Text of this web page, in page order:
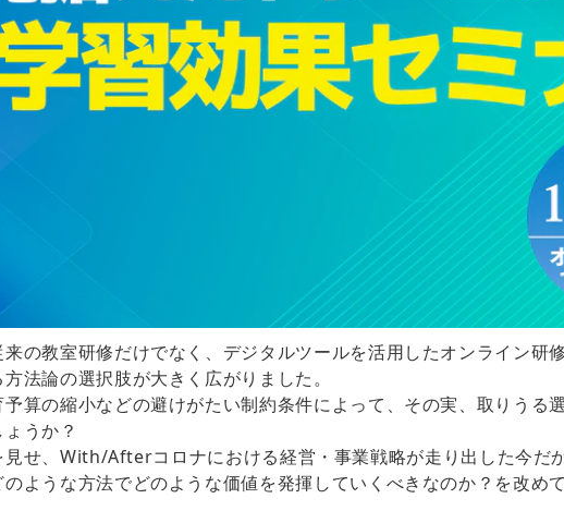
の教室研修だけでなく、デジタルツールを活用したオンライン研
法論の選択肢が大きく広がりました。
算の縮小などの避けがたい制約条件によって、その実、取りうる
うか？
せ、With/Afterコロナにおける経営・事業戦略が走り出した今だ
ような方法でどのような価値を発揮していくべきなのか？を改め